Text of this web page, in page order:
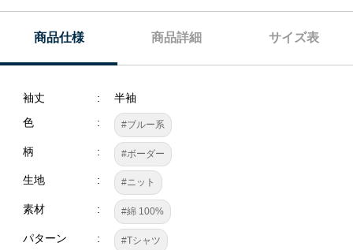
商品仕様 商品詳細 サイズ表
袖丈
半袖
色
#ブルー系
柄 #ボーダー
生地 #ニット
素材 #綿 100%
パターン #Tシャツ